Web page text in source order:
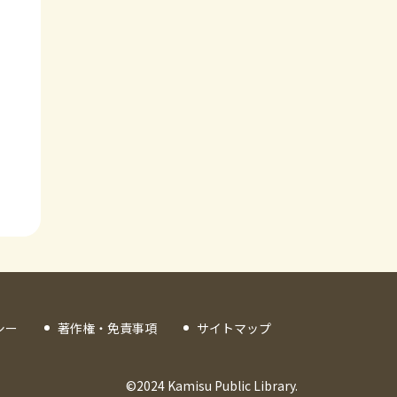
ー 著作権・免責事項 サイトマップ
©2024 Kamisu Public Library.